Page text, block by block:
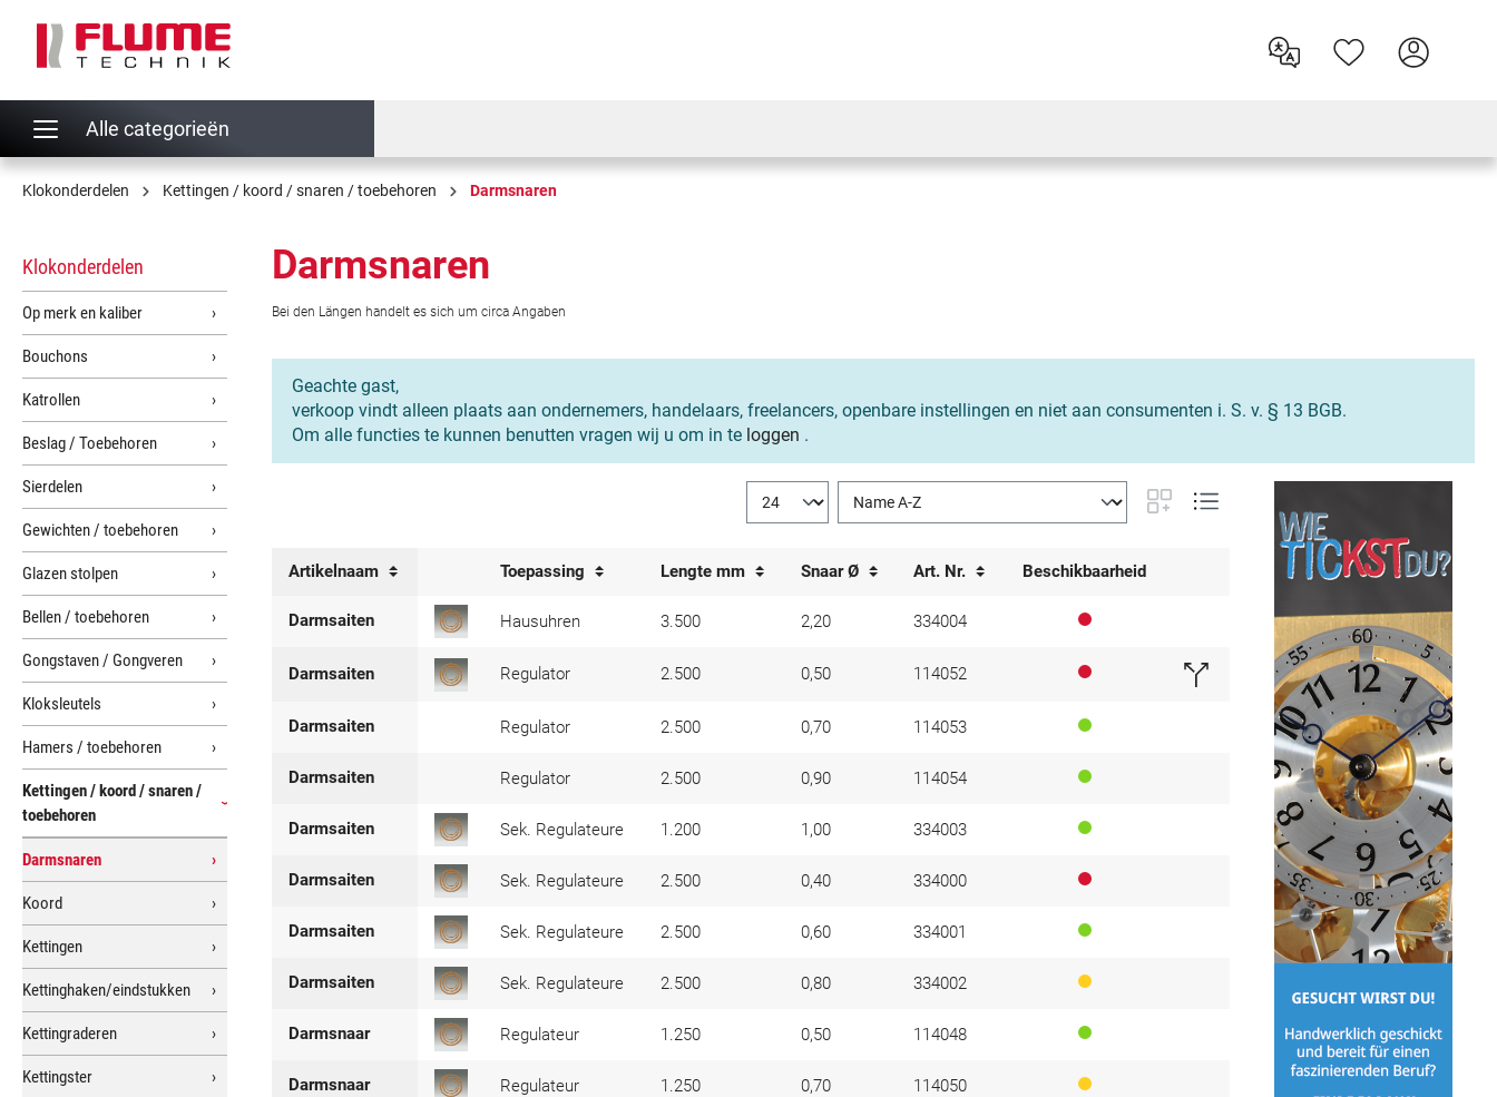
Ga naar de hoofdnavigatie
Alle categorieën
Klokonderdelen Kettingen / koord / snaren / toebehoren Darmsnaren
Klokonderdelen
Op merk en kaliber
Bouchons
Katrollen
Beslag / Toebehoren
Sierdelen
Gewichten / toebehoren
Glazen stolpen
Bellen / toebehoren
Gongstaven / Gongveren
Kloksleutels
Hamers / toebehoren
Kettingen / koord / snaren /
toebehoren
Darmsnaren
Koord
Kettingen
Kettinghaken/eindstukken
Kettingraderen
Kettingster
Darmsnaren
Bei den Längen handelt es sich um circa Angaben
Geachte gast,
verkoop vindt alleen plaats aan ondernemers, handelaars, freelancers, openbare instellingen en niet aan consumenten i. S. v. § 13 BGB.
Om alle functies te kunnen benutten vragen wij u om in te loggen .
Artikelnaam Toepassing Lengte mm Snaar Ø Art. Nr. Beschikbaarheid
Darmsaiten Hausuhren 3.500 2,20 334004
Darmsaiten Regulator 2.500 0,50 114052
Darmsaiten Regulator 2.500 0,70 114053
Darmsaiten Regulator 2.500 0,90 114054
Darmsaiten Sek. Regulateure 1.200 1,00 334003
Darmsaiten Sek. Regulateure 2.500 0,40 334000
Darmsaiten Sek. Regulateure 2.500 0,60 334001
Darmsaiten Sek. Regulateure 2.500 0,80 334002
Darmsnaar Regulateur 1.250 0,50 114048
Darmsnaar Regulateur 1.250 0,70 114050